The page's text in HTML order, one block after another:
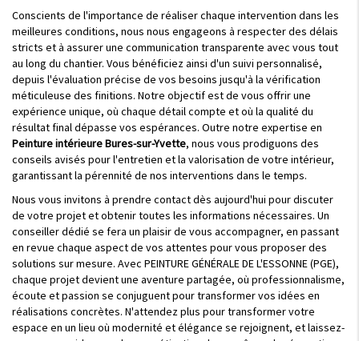
Conscients de l'importance de réaliser chaque intervention dans les
meilleures conditions, nous nous engageons à respecter des délais
stricts et à assurer une communication transparente avec vous tout
au long du chantier. Vous bénéficiez ainsi d'un suivi personnalisé,
depuis l'évaluation précise de vos besoins jusqu'à la vérification
méticuleuse des finitions. Notre objectif est de vous offrir une
expérience unique, où chaque détail compte et où la qualité du
résultat final dépasse vos espérances. Outre notre expertise en
Peinture intérieure Bures-sur-Yvette, nous vous prodiguons des
conseils avisés pour l'entretien et la valorisation de votre intérieur,
garantissant la pérennité de nos interventions dans le temps.
Nous vous invitons à prendre contact dès aujourd'hui pour discuter
de votre projet et obtenir toutes les informations nécessaires. Un
conseiller dédié se fera un plaisir de vous accompagner, en passant
en revue chaque aspect de vos attentes pour vous proposer des
solutions sur mesure. Avec PEINTURE GÉNÉRALE DE L'ESSONNE (PGE),
chaque projet devient une aventure partagée, où professionnalisme,
écoute et passion se conjuguent pour transformer vos idées en
réalisations concrètes. N'attendez plus pour transformer votre
espace en un lieu où modernité et élégance se rejoignent, et laissez-